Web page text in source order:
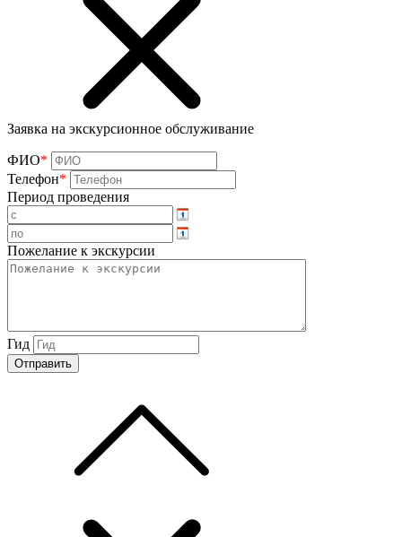
Заявка на экскурсионное обслуживание
ФИО*
Телефон*
Период проведения
Пожелание к экскурсии
Гид